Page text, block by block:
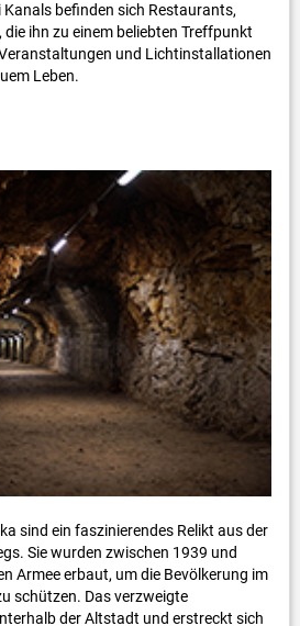
befinden sich Restaurants,
ihn zu einem beliebten Treffpunkt
und Lichtinstallationen
Leben.
sind ein faszinierendes Relikt aus der
Sie wurden zwischen 1939 und
Armee erbaut, um die Bevölkerung im
schützen. Das verzweigte
der Altstadt und erstreckt sich